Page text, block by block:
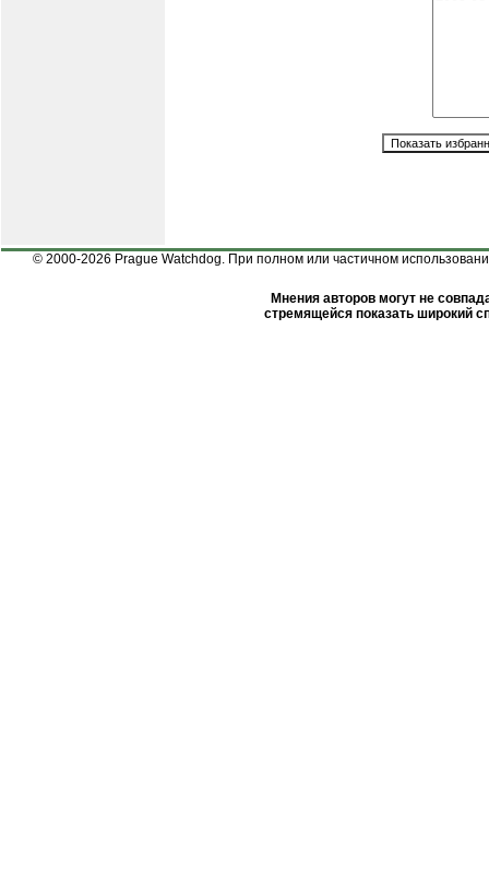
© 2000-2026 Prague Watchdog. При полном или частичном
Мнения авторов могут не
стремящейся показать широкий